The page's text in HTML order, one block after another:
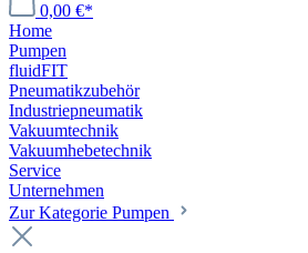
0,00 €*
Home
Pumpen
fluidFIT
Pneumatikzubehör
Industriepneumatik
Vakuumtechnik
Vakuumhebetechnik
Service
Unternehmen
Zur Kategorie Pumpen